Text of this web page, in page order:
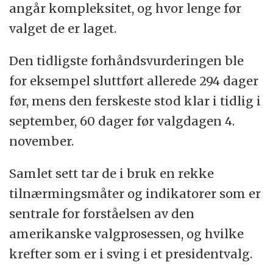
angår kompleksitet, og hvor lenge før
valget de er laget.
Den tidligste forhåndsvurderingen ble
for eksempel sluttført allerede 294 dager
før, mens den ferskeste stod klar i tidlig i
september, 60 dager før valgdagen 4.
november.
Samlet sett tar de i bruk en rekke
tilnærmingsmåter og indikatorer som er
sentrale for forståelsen av den
amerikanske valgprosessen, og hvilke
krefter som er i sving i et presidentvalg.